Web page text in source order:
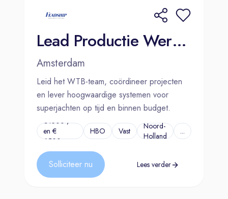
Lead Productie Werktuigbouw | Amsterdam | Rotterdam
Amsterdam
Leid het WTB-team, coördineer projecten
en lever hoogwaardige systemen voor
superjachten op tijd en binnen budget.
€4500 ,-
en €
6500,-
HBO Vast
Noord-
Holland
...
Solliciteer nu Lees verder